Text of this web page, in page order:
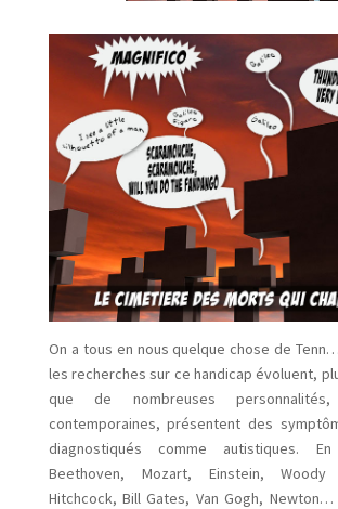
On a tous en nous quelque chose de
les recherches sur ce handicap évoluent,
que de nombreuses
contemporaines, présentent des
diagnostiqués comme autistiques.
Beethoven, Mozart, Einstein,
Hitchcock, Bill Gates, Van Gogh,